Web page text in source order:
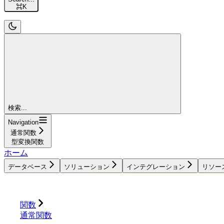
⌘K
検索...
Navigation
通常関数
型変換関数
ホーム
データベース ソリューション インテグレーション リソー
関数
通常関数